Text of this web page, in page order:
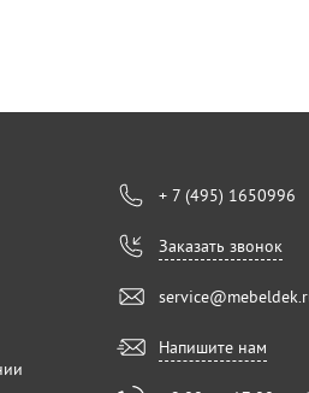
+ 7 (495) 1650996
Заказать звонок
Напишите нам